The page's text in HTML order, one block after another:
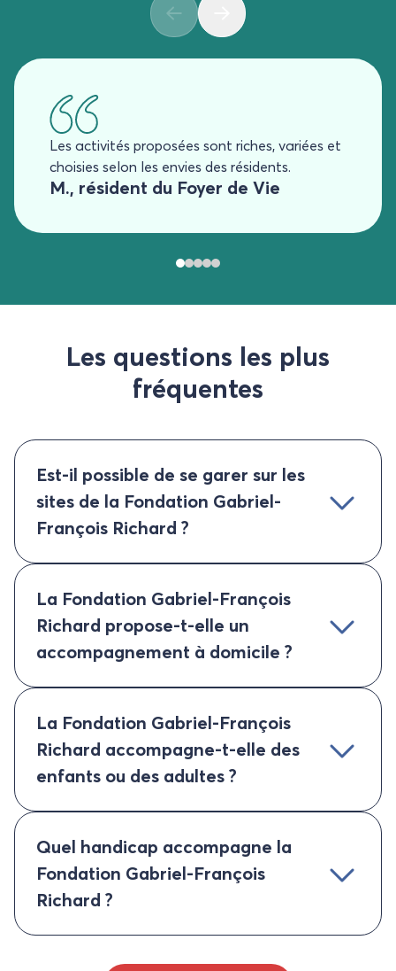
Les activités proposées sont riches, variées et
choisies selon les envies des résidents.
M., résident du Foyer de Vie
Les questions les plus
fréquentes
Est-il possible de se garer sur les
sites de la Fondation Gabriel-
François Richard ?
La Fondation Gabriel-François
Richard propose-t-elle un
accompagnement à domicile ?
La Fondation Gabriel-François
Richard accompagne-t-elle des
enfants ou des adultes ?
Quel handicap accompagne la
Fondation Gabriel-François
Richard ?